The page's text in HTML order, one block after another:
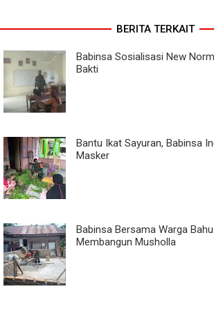
BERITA TERKAIT
Babinsa Sosialisasi New
Bakti
Bantu Ikat Sayuran, Babinsa
Masker
Babinsa Bersama Warga
Membangun Musholla